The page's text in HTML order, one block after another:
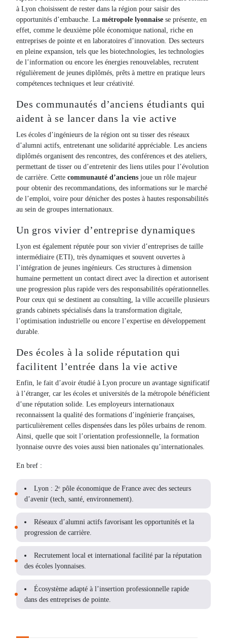
à Lyon choisissent de rester dans la région pour saisir des
opportunités d’embauche. La métropole lyonnaise se présente, en
effet, comme le deuxième pôle économique national, riche en
entreprises de pointe et en laboratoires d’innovation. Des secteurs
en pleine expansion, tels que les biotechnologies, les technologies
de l’information ou encore les énergies renouvelables, recrutent
régulièrement de jeunes diplômés, prêts à mettre en pratique leurs
compétences techniques et leur créativité.
Des communautés d’anciens étudiants qui
aident à se lancer dans la vie active
Les écoles d’ingénieurs de la région ont su tisser des réseaux
d’alumni actifs, entretenant une solidarité appréciable. Les anciens
diplômés organisent des rencontres, des conférences et des ateliers,
permettant de tisser ou d’entretenir des liens utiles pour l’évolution
de carrière. Cette communauté d’anciens joue un rôle majeur
pour obtenir des recommandations, des informations sur le marché
de l’emploi, voire pour dénicher des postes à hautes responsabilités
au sein de groupes internationaux.
Un gros vivier d’entreprise dynamiques
Lyon est également réputée pour son vivier d’entreprises de taille
intermédiaire (ETI), très dynamiques et souvent ouvertes à
l’intégration de jeunes ingénieurs. Ces structures à dimension
humaine permettent un contact direct avec la direction et autorisent
une progression plus rapide vers des responsabilités opérationnelles.
Pour ceux qui se destinent au consulting, la ville accueille plusieurs
grands cabinets spécialisés dans la transformation digitale,
l’optimisation industrielle ou encore l’expertise en développement
durable.
Des écoles à la solide réputation qui
facilitent l’entrée dans la vie active
Enfin, le fait d’avoir étudié à Lyon procure un avantage significatif
à l’étranger, car les écoles et universités de la métropole bénéficient
d’une réputation solide. Les employeurs internationaux
reconnaissent la qualité des formations d’ingénierie françaises,
particulièrement celles dispensées dans les pôles urbains de renom.
Ainsi, quelle que soit l’orientation professionnelle, la formation
lyonnaise ouvre des voies aussi bien nationales qu’internationales.
En bref :
Lyon : 2ᵉ pôle économique de France avec des secteurs
d’avenir (tech, santé, environnement).
Réseaux d’alumni actifs favorisant les opportunités et la
progression de carrière.
Recrutement local et international facilité par la réputation
des écoles lyonnaises.
Écosystème adapté à l’insertion professionnelle rapide
dans des entreprises de pointe.